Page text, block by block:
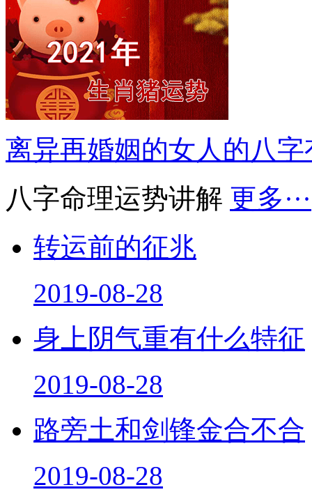
离异再婚姻的女人的八
八字命理运势讲解 更多···
转运前的征兆
2019-08-28
身上阴气重有什么特征
2019-08-28
路旁土和剑锋金合不合
2019-08-28